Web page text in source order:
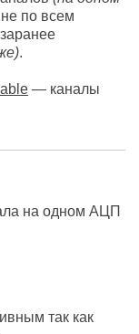
по всем
.
— каналы
на одном АЦП
так как